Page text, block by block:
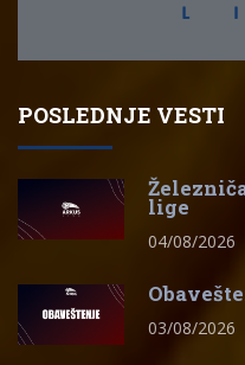
POSLEDNJE VESTI
lige
04/08/2026
03/08/2026